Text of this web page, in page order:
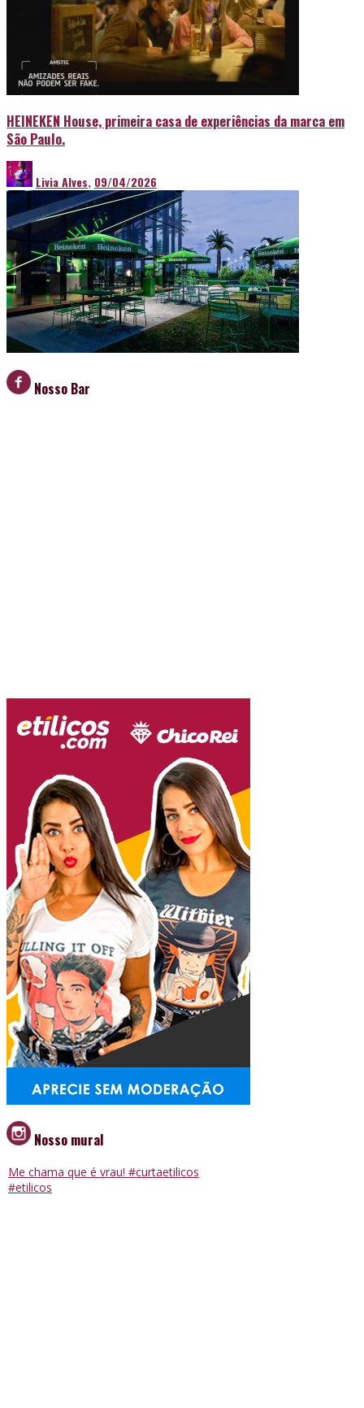
HEINEKEN House, primeira casa de experiências da marca em
São Paulo.
Livia Alves, 09/04/2026
Nosso Bar
Nosso mural
Me chama que é vrau! #curtaetilicos
#etilicos